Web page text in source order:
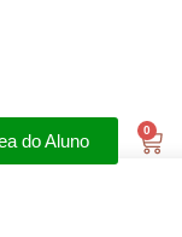
do Aluno
0